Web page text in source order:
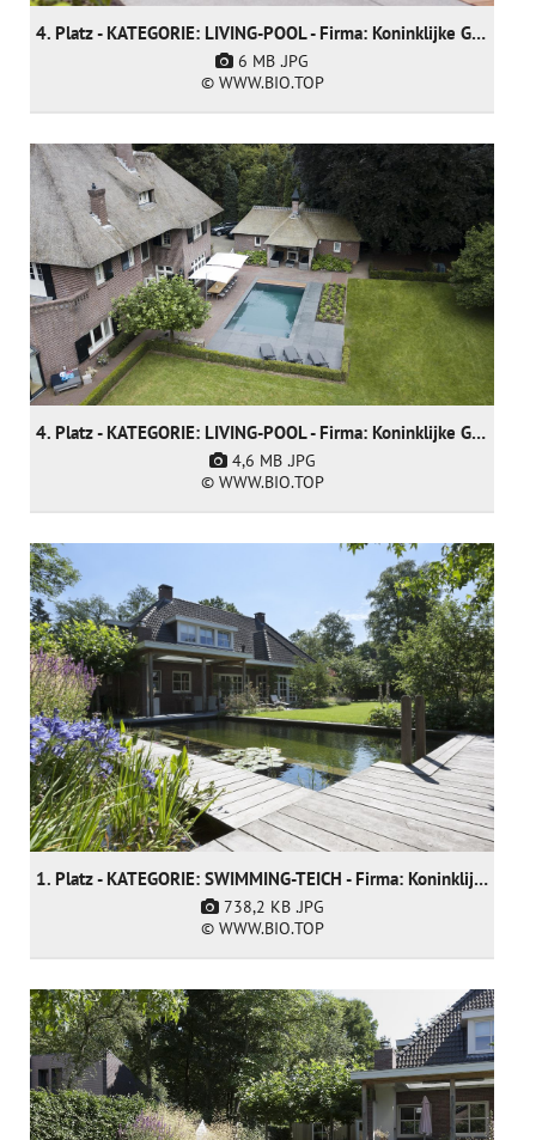
4. Platz - KATEGORIE: LIVING-POOL - Firma: Koninklijke Ginkel Group (nur nominiert)
6 MB .JPG
© WWW.BIO.TOP
4. Platz - KATEGORIE: LIVING-POOL - Firma: Koninklijke Ginkel Group (nur nominiert)
4,6 MB .JPG
© WWW.BIO.TOP
1. Platz - KATEGORIE: SWIMMING-TEICH - Firma: Koninklijke Ginkel Group
738,2 KB .JPG
© WWW.BIO.TOP